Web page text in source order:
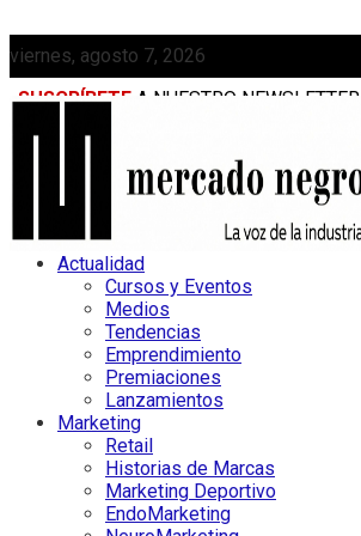
viernes, agosto 7, 2026
SUSCRÍBETE A NUESTRO NEWSLETTER
MEDIAKIT
Actualidad
Cursos y Eventos
Medios
Tendencias
Emprendimiento
Premiaciones
Lanzamientos
Marketing
Retail
Historias de Marcas
Marketing Deportivo
EndoMarketing